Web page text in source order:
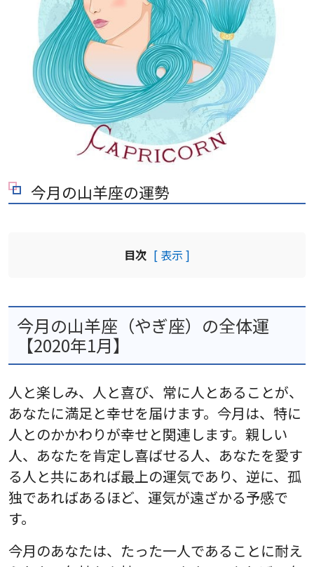
今月の山羊座の運勢
目次 [ 表示 ]
今月の山羊座（やぎ座）の全体運
【2020年1月】
人と楽しみ、人と喜び、常に人とあることが、
あなたに満足と幸せを届けます。今月は、特に
人とのかかわりが幸せと関連します。親しい
人、あなたを肯定し喜ばせる人、あなたを愛す
る人と共にあれば最上の運気であり、逆に、孤
独であればあるほど、運気が遠ざかる予感で
す。
今月のあなたは、たった一人であることに耐え